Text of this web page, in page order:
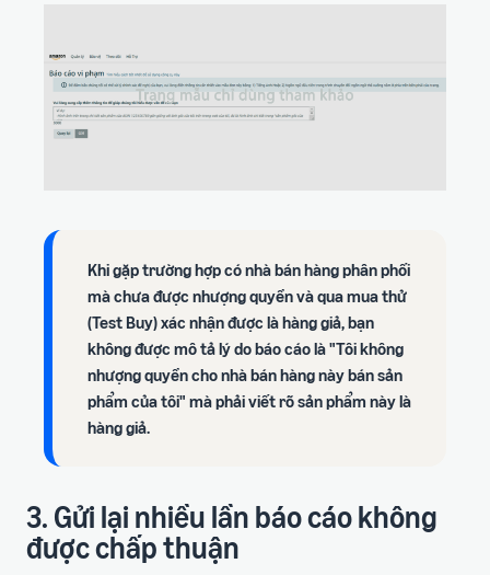
Khi gặp trường hợp có nhà bán hàng phân phối
mà chưa được nhượng quyền và qua mua thử
(Test Buy) xác nhận được là hàng giả, bạn
không được mô tả lý do báo cáo là "Tôi không
nhượng quyền cho nhà bán hàng này bán sản
phẩm của tôi" mà phải viết rõ sản phẩm này là
hàng giả.
3. Gửi lại nhiều lần báo cáo không
được chấp thuận